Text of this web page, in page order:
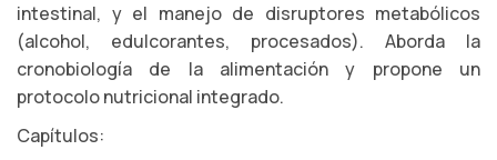
intestinal, y el manejo de disruptores metabólicos
(alcohol, edulcorantes, procesados). Aborda la
cronobiología de la alimentación y propone un
protocolo nutricional integrado.
Capítulos: